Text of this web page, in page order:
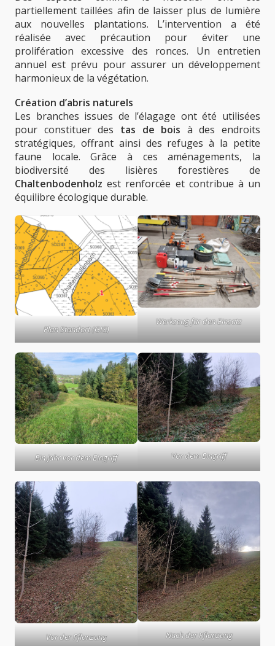
partiellement taillées afin de laisser plus de lumière
aux nouvelles plantations. L’intervention a été
réalisée avec précaution pour éviter une
prolifération excessive des ronces. Un entretien
annuel est prévu pour assurer un développement
harmonieux de la végétation.
Création d’abris naturels
Les branches issues de l’élagage ont été utilisées
pour constituer des tas de bois à des endroits
stratégiques, offrant ainsi des refuges à la petite
faune locale. Grâce à ces aménagements, la
biodiversité des lisières forestières de
Chaltenbodenholz est renforcée et contribue à un
équilibre écologique durable.
Plan Standort (GIS)
Werkzeug für den Einsatz
Ein Jahr vor dem Eingriff Vor dem Eingriff
Vor der Pflanzung Nach der Pflanzung